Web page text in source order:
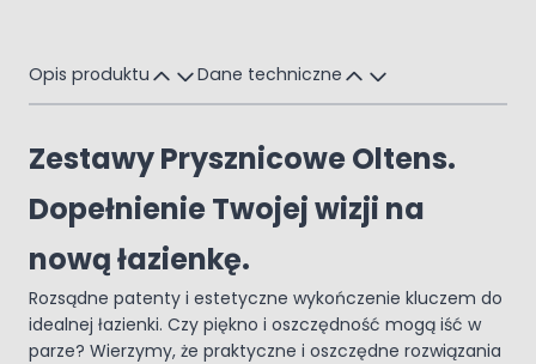
Opis produktu Dane techniczne
Zestawy Prysznicowe Oltens.
Dopełnienie Twojej wizji na
nową łazienkę.
Rozsądne patenty i estetyczne wykończenie kluczem do
idealnej łazienki. Czy piękno i oszczędność mogą iść w
parze? Wierzymy, że praktyczne i oszczędne rozwiązania